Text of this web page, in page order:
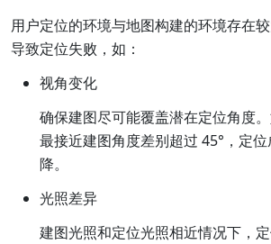
用户定位的环境与地图构建的环境存在
导致定位失败，如：
视角变化
确保建图尽可能覆盖潜在定位角度
最接近建图角度差别超过 45°，定
降。
光照差异
建图光照和定位光照相近情况下，